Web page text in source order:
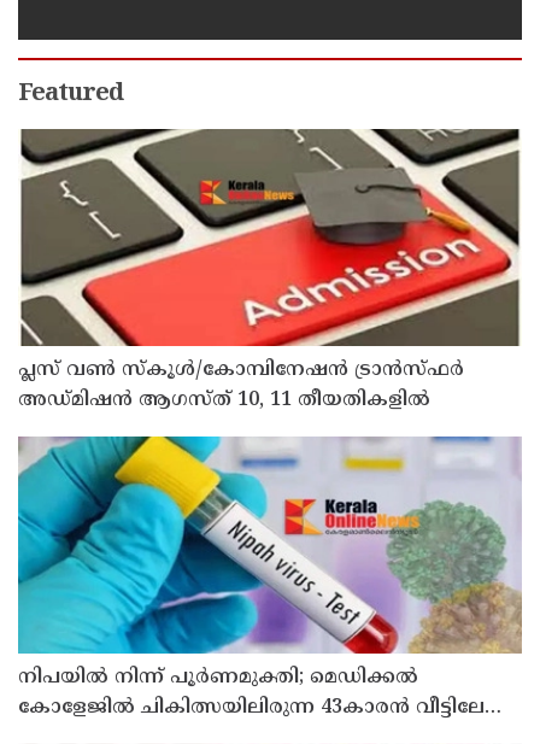
Featured
പ്ലസ് വൺ സ്‌കൂൾ/കോമ്പിനേഷൻ ട്രാൻസ്ഫർ
അഡ്മിഷൻ ആഗസ്ത് 10, 11 തീയതികളിൽ
നിപയിൽ നിന്ന് പൂർണമുക്തി; മെഡിക്കൽ
കോളേജിൽ ചികിത്സയിലിരുന്ന 43കാരൻ വീട്ടിലേക്ക്